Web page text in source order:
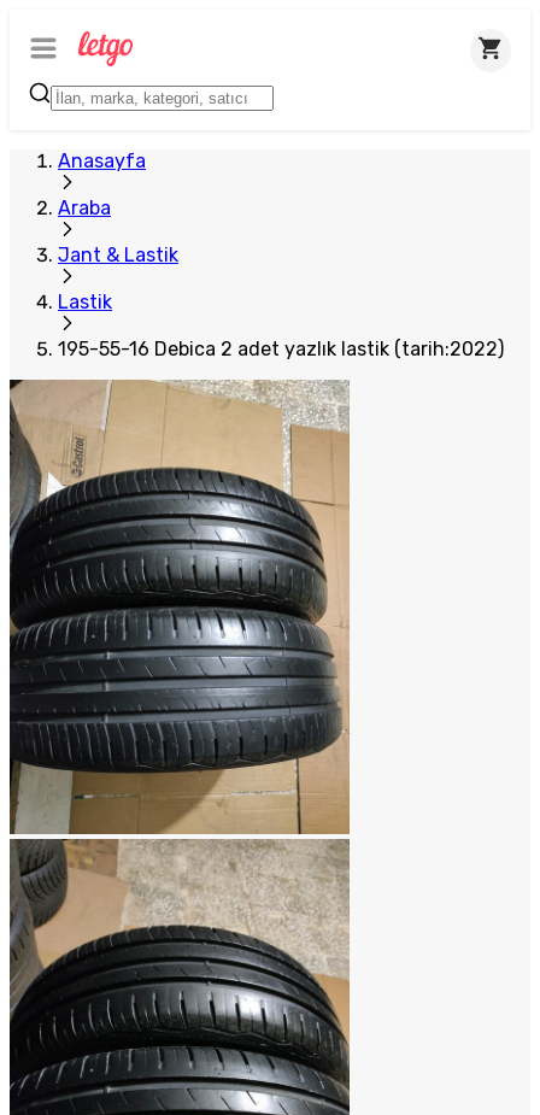
Anasayfa
Araba
Jant & Lastik
Lastik
195-55-16 Debica 2 adet yazlık lastik (tarih:2022)